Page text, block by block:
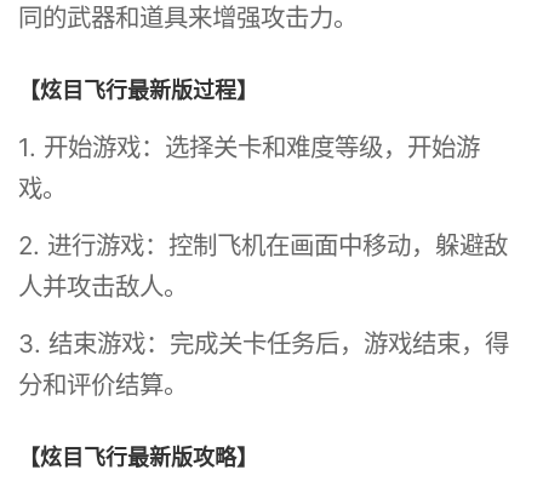
同的武器和道具来增强攻击力。
【炫目飞行最新版过程】
1. 开始游戏：选择关卡和难度等级，开始游
戏。
2. 进行游戏：控制飞机在画面中移动，躲避敌
人并攻击敌人。
3. 结束游戏：完成关卡任务后，游戏结束，得
分和评价结算。
【炫目飞行最新版攻略】